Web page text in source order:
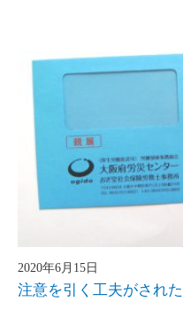
2020年6月15日
注意を引く工夫がされ